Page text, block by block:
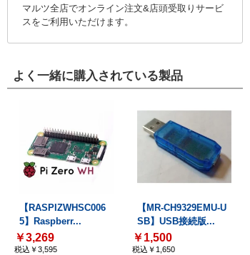
マルツ全店でオンライン注文&店頭受取りサービ
スをご利用いただけます。
よく一緒に購入されている製品
【RASPIZWHSC006
5】Raspberr...
￥3,269
税込￥3,595
【MR-CH9329EMU-U
SB】USB接続版...
￥1,500
税込￥1,650